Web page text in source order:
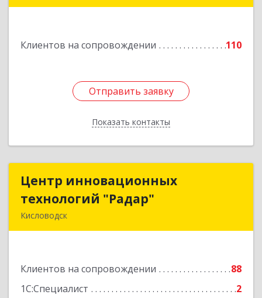
Клиентов на сопровождении 110
Отправить заявку
Показать контакты
Подробнее
Отправить заявку
Назад
Центр инновационных
технологий "Радар"
Кисловодск
Клиентов на сопровождении
88
1С:Специалист
2
Центр инновационных
технологий "Радар"
Подробнее